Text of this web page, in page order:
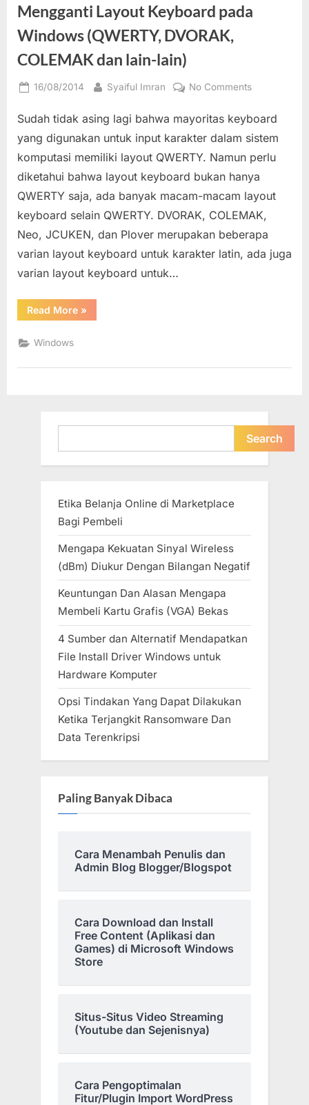
Manager”
Mengganti Layout Keyboard pada
Windows (QWERTY, DVORAK,
COLEMAK dan lain-lain)
Posted
16/08/2014 By
Syaiful Imran No Commentson
Layout
Keyboard
Windows
(QWERTY,
DVORAK,
COLEMAK
lain-
lain)
Sudah tidak asing lagi bahwa mayoritas keyboard
yang digunakan untuk input karakter dalam sistem
komputasi memiliki layout QWERTY. Namun perlu
diketahui bahwa layout keyboard bukan hanya
QWERTY saja, ada banyak macam-macam layout
keyboard selain QWERTY. DVORAK, COLEMAK,
Neo, JCUKEN, dan Plover merupakan beberapa
varian layout keyboard untuk karakter latin, ada juga
varian layout keyboard untuk…
Read More“Mengganti
Layout
DVORAK,
»
Windows
Search
Etika Belanja Online di Marketplace
Bagi Pembeli
Mengapa Kekuatan Sinyal Wireless
(dBm) Diukur Dengan Bilangan Negatif
Keuntungan Dan Alasan Mengapa
Membeli Kartu Grafis (VGA) Bekas
4 Sumber dan Alternatif Mendapatkan
File Install Driver Windows untuk
Hardware Komputer
Opsi Tindakan Yang Dapat Dilakukan
Ketika Terjangkit Ransomware Dan
Data Terenkripsi
Paling Banyak Dibaca
Cara Menambah Penulis dan
Admin Blog Blogger/Blogspot
Cara Download dan Install
Free Content (Aplikasi dan
Games) di Microsoft Windows
Store
Situs-Situs Video Streaming
(Youtube dan Sejenisnya)
Cara Pengoptimalan
Fitur/Plugin Import WordPress